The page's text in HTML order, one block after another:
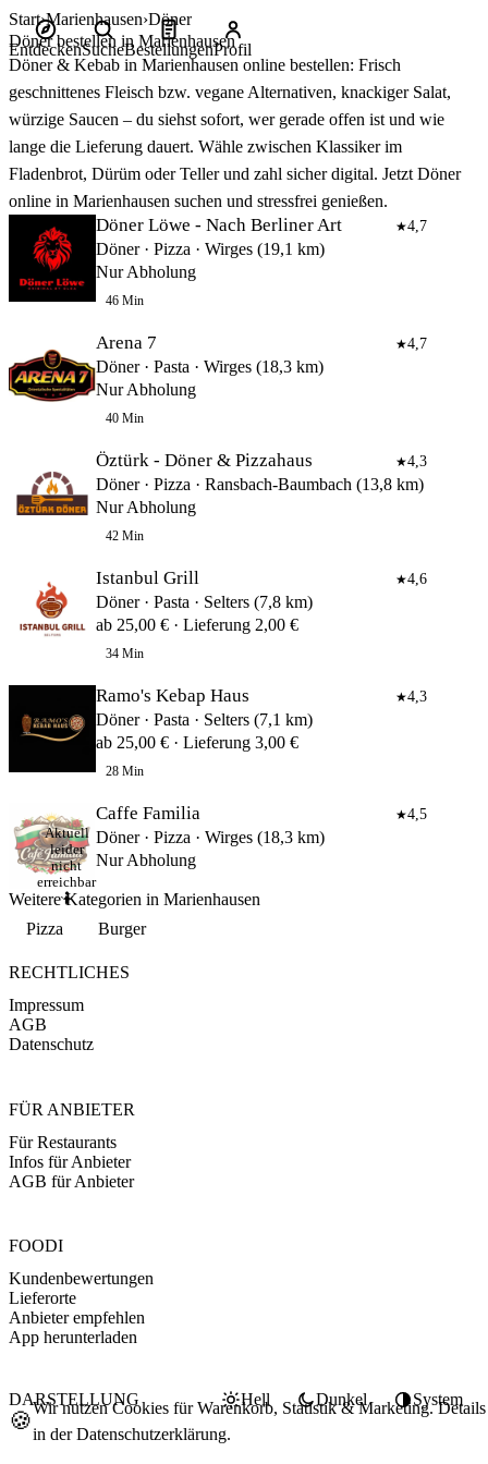
Start Marienhausen Döner
Döner bestellen in Marienhausen
Döner & Kebab in Marienhausen online bestellen: Frisch
geschnittenes Fleisch bzw. vegane Alternativen, knackiger Salat,
würzige Saucen – du siehst sofort, wer gerade offen ist und wie
lange die Lieferung dauert. Wähle zwischen Klassiker im
Fladenbrot, Dürüm oder Teller und zahl sicher digital. Jetzt Döner
online in Marienhausen suchen und stressfrei genießen.
Döner Löwe - Nach Berliner Art ★4,7
Döner · Pizza · Wirges (19,1 km)
Nur Abholung
46 Min
Arena 7 ★4,7
Döner · Pasta · Wirges (18,3 km)
Nur Abholung
40 Min
Öztürk - Döner & Pizzahaus ★4,3
Döner · Pizza · Ransbach-Baumbach (13,8 km)
Nur Abholung
42 Min
Istanbul Grill ★4,6
Döner · Pasta · Selters (7,8 km)
ab 25,00 € · Lieferung 2,00 €
34 Min
Ramo's Kebap Haus ★4,3
Döner · Pasta · Selters (7,1 km)
ab 25,00 € · Lieferung 3,00 €
28 Min
Caffe Familia ★4,5
Döner · Pizza · Wirges (18,3 km)
Nur Abholung
Aktuell
leider
nicht
erreichbar
🤷
Weitere Kategorien in Marienhausen
Pizza
Burger
RECHTLICHES
Impressum
AGB
Datenschutz
FÜR ANBIETER
Für Restaurants
Infos für Anbieter
AGB für Anbieter
FOODI
Kundenbewertungen
Lieferorte
Anbieter empfehlen
App herunterladen
DARSTELLUNG Hell Dunkel System
EntdeckenSucheBestellungenProfil
🍪Wir nutzen Cookies für Warenkorb, Statistik & Marketing. Details
in derDatenschutzerklärung.